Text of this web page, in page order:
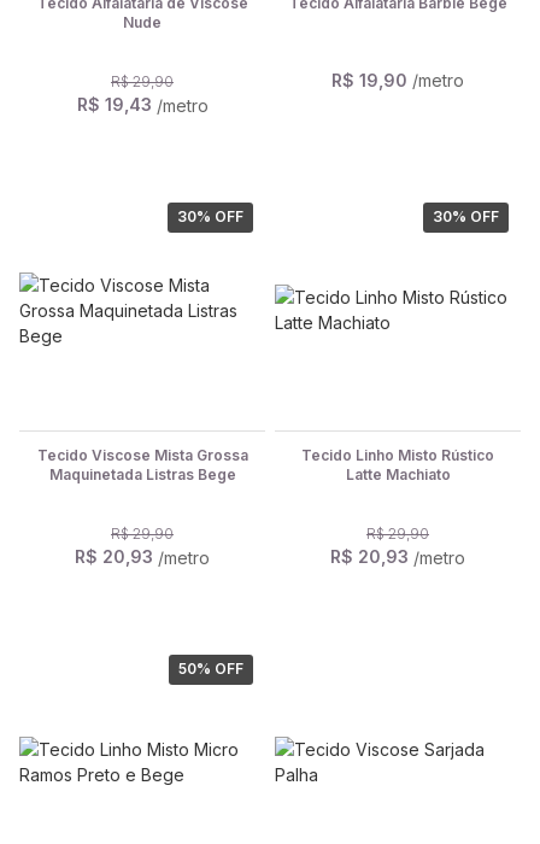
Nude
R$ 29,90
R$ 19,43 /metro
R$ 19,90 /metro
30% OFF
Tecido Viscose Mista Grossa
Maquinetada Listras Bege
R$ 29,90
R$ 20,93 /metro
30% OFF
Tecido Linho Misto Rústico
Latte Machiato
R$ 29,90
R$ 20,93 /metro
50% OFF